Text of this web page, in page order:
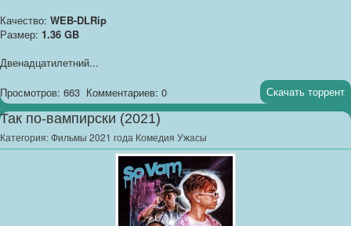
Качество: WEB-DLRip
Размер: 1.36 GB
Двенадцатилетний...
Просмотров: 663 Комментариев: 0 Скачать торрент
Так по-вампирски (2021)
Категория:Фильмы 2021 года Комедия Ужасы